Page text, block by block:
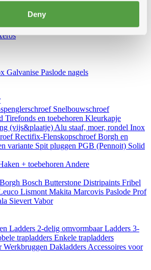
Deny
Bladvangers
ExpantiebandenHoezen
Galvanise Paslode nagels
Snelbouwschroef
Tirefonds en toebehoren Kleurkapje
(vijs&plaatje) Alu staaf, moer, rondel Inox
Rectifix-FlenskopschroefBorgh en
variante Spit pluggen PGB (Pennoit) Solid
+ toebehoren Andere
Borgh Bosch Butterstone Distripaints Fribel
Lismont Makita Marcovis Paslode Prof
Sievert Vabor
Ladders 2-delig omvormbaarLadders 3-
trapladders Enkele trapladders
Werkbruggen Dakladders Accessoires voor